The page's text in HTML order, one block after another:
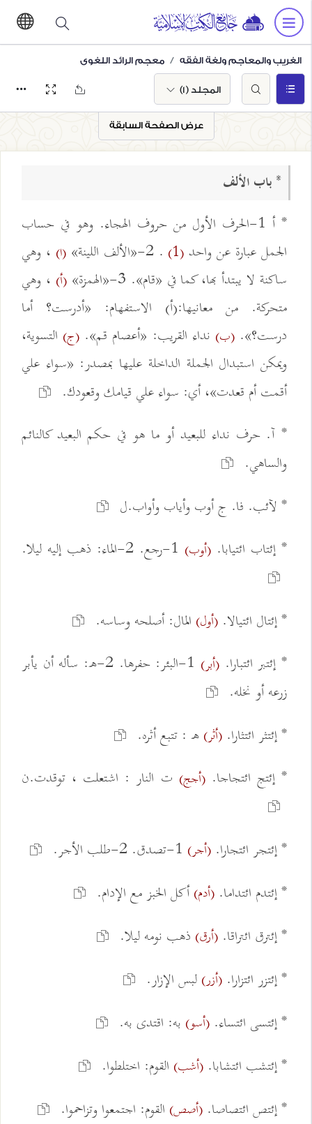
الغريب والمعاجم ولغة الفقه معجم الرائد اللغوي
المجلد (1)
عرض الصفحة السابقة
* باب الألف
* أ 1-الحرف الأول من حروف الهجاء. وهو في حساب
الجمل عبارة عن واحد (1) . 2-«الألف اللينة» (ا) ، وهي
ساكنة لا يبتدأ بها، كما في «قام». 3-«الهمزة»
(أ) ، وهي
متحركة. من معانيها:(أ) الاستفهام: «أدرست؟ أما
درست؟».(ب) نداء القريب: «أعصام قم». (ج) التسوية،
ويمكن استبدال الجملة الداخلة عليها بمصدر: «سواء علي
أقمت أم قعدت»، أي: سواء علي قيامك وقعودك.
* آ. حرف نداء للبعيد أو ما هو في حكم البعيد كالنائم
والساهي.
* لآئب. فا. ج أوب وأياب وأواب.ل
* إئتاب ائتيابا. (أوب)
* إئتال ائتيالا. (أول) المال: أصلحه وساسه.
* إئتبر ائتبارا. (أبر)
1-البئر: حفرها. 2-ه: سأله أن يأبر
زرعه أو نخله.
* إئتثر ائتثارا. (أثر)ه : تتبع أثره.
* إئتج ائتجاجا.(أجج) ت النار : اشتعلت ، توقدت.ن
* إئتجر ائتجارا. (أجر)
* إئتدم ائتداما. (أدم)أكل الخبز مع الإدام.
* إئترق ائتراقا. (أرق) ذهب نومه ليلا.
* إئتزر ائتزارا. (أزر)لبس الإزار.
* إئتسى ائتساء. (أسو) به: اقتدى به.
* إئتشب ائتشابا. (أشب) القوم: اختلطوا.
* إئتص ائتصاصا. (أصص) القوم: اجتمعوا وتزاحموا.